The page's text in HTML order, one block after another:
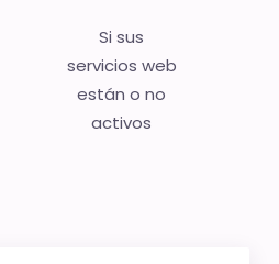
Si sus
servicios web
están o no
activos